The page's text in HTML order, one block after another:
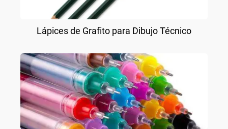
Lápices de Grafito para Dibujo Técnico